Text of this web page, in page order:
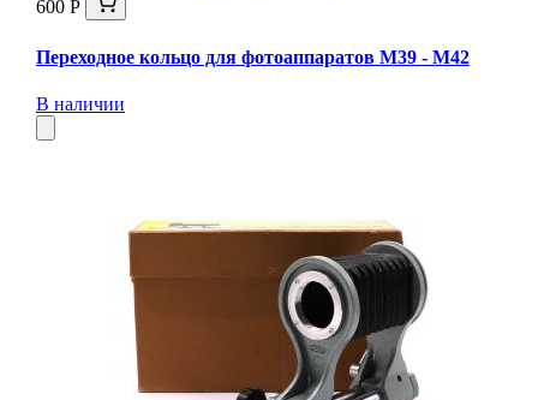
600 Р
Переходное кольцо для фотоаппаратов М39 - М42
В наличии